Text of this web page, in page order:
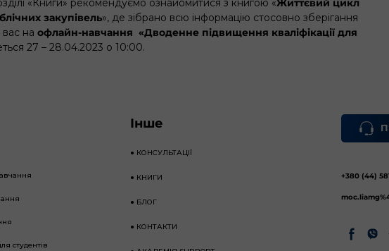
«Книги» рекомендуємо ознайомитися з книгою «Життєвий цикл
закупівель», де зібрано всю інформацію стосовно зберігання
на офлайн-навчання «Дводенне підвищення кваліфікації для
27 – 28.04.2023 о 10:00.
студентів
Інше
● КОНСУЛЬТАЦІЇ
● КНИГИ
● БЛОГ
● КОНТАКТИ
+380 (44)